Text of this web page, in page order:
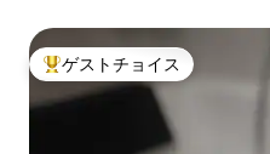
大好評のゲストチョイスです。
ゲストチョイス